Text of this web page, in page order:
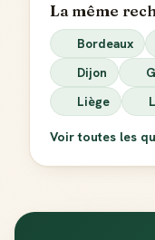
La même
Bordeaux
Dijon
Liège
Voir toutes les